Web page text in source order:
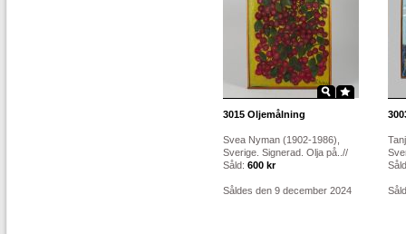
3015 Oljemålning
Svea Nyman (1902-1986),
Sverige. Signerad. Olja på..//
Såld: 600 kr
Såldes den 9 december 2024